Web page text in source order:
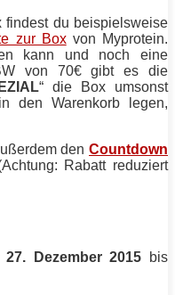
findest du beispielsweise
zur Boxvon Myprotein.
kann und noch eine
von 70€ gibt es die
“ die Box umsonst
den Warenkorb legen,
den Countdown
Rabatt reduziert
Dezember 2015 bis